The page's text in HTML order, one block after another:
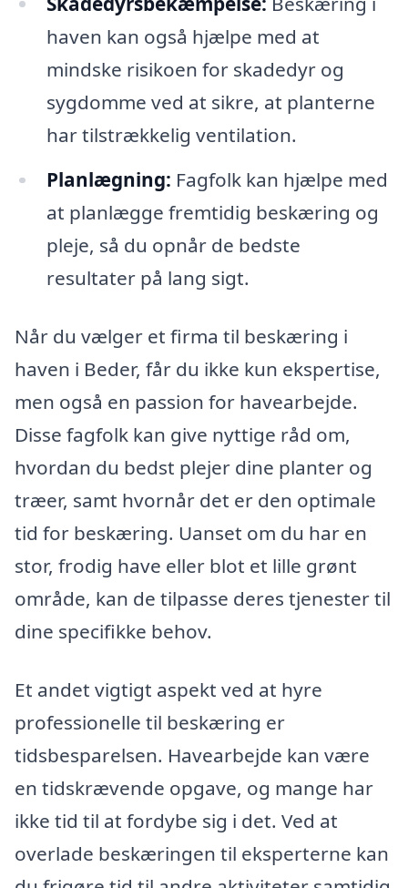
haven kan også hjælpe med at
mindske risikoen for skadedyr og
sygdomme ved at sikre, at planterne
har tilstrækkelig ventilation.
Planlægning: Fagfolk kan hjælpe med
at planlægge fremtidig beskæring og
pleje, så du opnår de bedste
resultater på lang sigt.
Når du vælger et firma til beskæring i
haven i Beder, får du ikke kun ekspertise,
men også en passion for havearbejde.
Disse fagfolk kan give nyttige råd om,
hvordan du bedst plejer dine planter og
træer, samt hvornår det er den optimale
tid for beskæring. Uanset om du har en
stor, frodig have eller blot et lille grønt
område, kan de tilpasse deres tjenester til
dine specifikke behov.
Et andet vigtigt aspekt ved at hyre
professionelle til beskæring er
tidsbesparelsen. Havearbejde kan være
en tidskrævende opgave, og mange har
ikke tid til at fordybe sig i det. Ved at
overlade beskæringen til eksperterne kan